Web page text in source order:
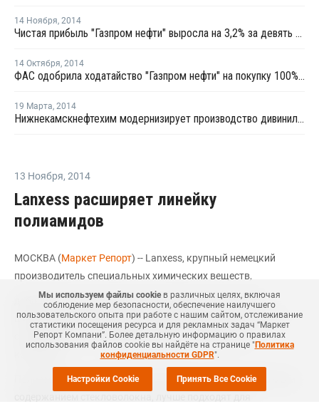
14 Ноября, 2014
Чистая прибыль "Газпром нефти" выросла на 3,2% за девять месяцев 2014 года
14 Октября, 2014
ФАС одобрила ходатайство "Газпром нефти" на покупку 100% акций Московского НПЗ
19 Марта, 2014
Нижнекамскнефтехим модернизирует производство дивинила и углеводородного сырья
13 Ноября, 2014
Lanxess расширяет линейку
полиамидов
МОСКВА (Маркет Репорт) -- Lanxess, крупный немецкий
производитель специальных химических веществ,
добавила две новые марки полиамида 6 (ПА 6) к уже
широкой линейке литьевых материалов для облегченных
строительных конструкций, следует из материалов
Полиамиды и полибутилентерефталаты, усиленные 50%-ым
Мы используем файлы cookieв различных целях, включая
соблюдение мер безопасности, обеспечение наилучшего
пользовательского опыта при работе с нашим сайтом, отслеживание
статистики посещения ресурса и для рекламных задач “Маркет
Репорт Компани”. Более детальную информацию о правилах
использования файлов cookie вы найдёте на странице "Политика
конфиденциальности GDPR".
Настройки Cookie Принять Все Cookie